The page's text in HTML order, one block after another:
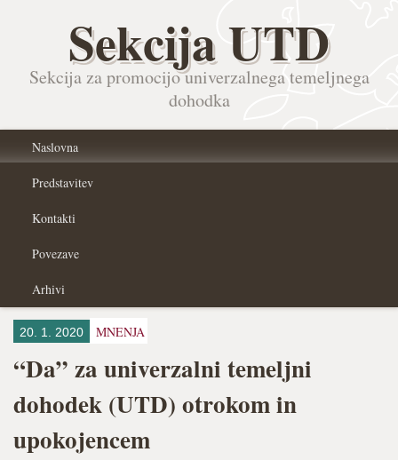
Sekcija UTD
Sekcija za promocijo univerzalnega temeljnega
dohodka
Naslovna
Predstavitev
Kontakti
Povezave
Arhivi
20. 1. 2020 MNENJA
“Da” za univerzalni temeljni
dohodek (UTD) otrokom in
upokojencem